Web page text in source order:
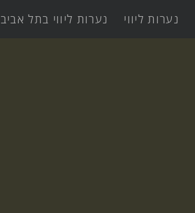
נערות ליווי נערות ליווי בתל אביב